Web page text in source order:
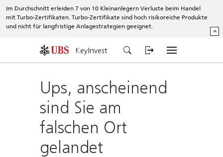
Im Durchschnitt erleiden 7 von 10 Kleinanlegern Verluste beim Handel
mit Turbo-Zertifikaten. Turbo-Zertifikate sind hoch risikoreiche Produkte
und nicht für langfristige Anlagestrategien geeignet.
^
KeyInvest
Ups, anscheinend
sind Sie am
falschen Ort
gelandet